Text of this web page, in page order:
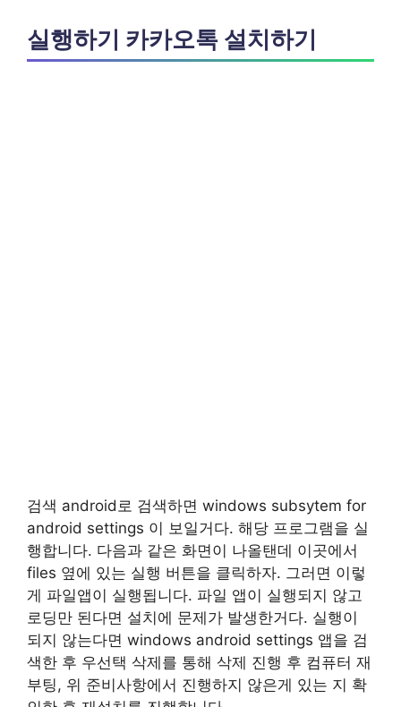
실행하기 카카오톡 설치하기
검색 android로 검색하면 windows subsytem for
android settings 이 보일거다. 해당 프로그램을 실
행합니다. 다음과 같은 화면이 나올탠데 이곳에서
files 옆에 있는 실행 버튼을 클릭하자. 그러면 이렇
게 파일앱이 실행됩니다. 파일 앱이 실행되지 않고
로딩만 된다면 설치에 문제가 발생한거다. 실행이
되지 않는다면 windows android settings 앱을 검
색한 후 우선택 삭제를 통해 삭제 진행 후 컴퓨터 재
부팅, 위 준비사항에서 진행하지 않은게 있는 지 확